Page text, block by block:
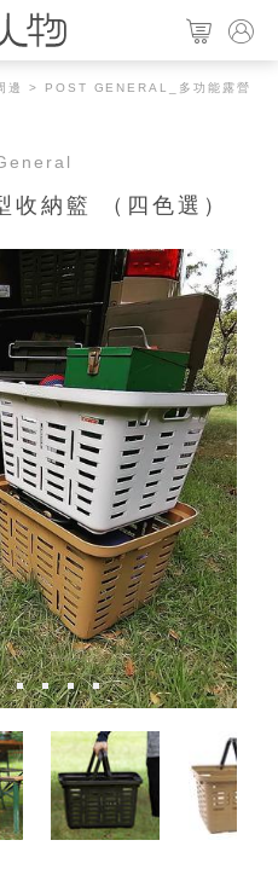
邊
> POST GENERAL_多功能露營
收納籃 （四色選）